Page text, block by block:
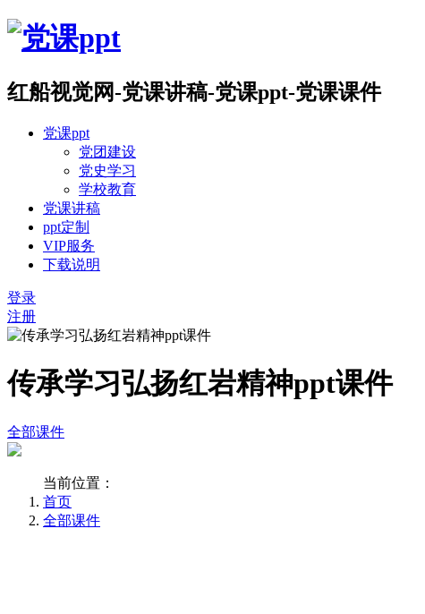
红船视觉网-党课讲稿-党课ppt-党课课件
党课ppt
党团建设
党史学习
学校教育
党课讲稿
ppt定制
VIP服务
下载说明
登录
注册
传承学习弘扬红岩精神ppt课件
全部课件
当前位置：
首页
全部课件